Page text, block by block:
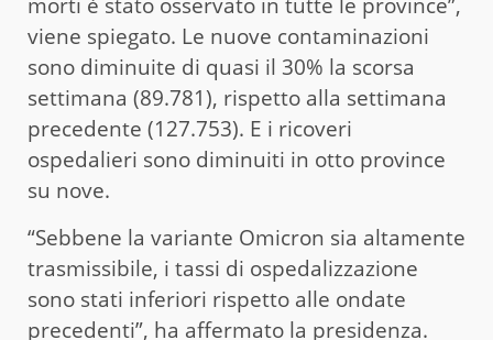
viene spiegato. Le nuove contaminazioni
sono diminuite di quasi il 30% la scorsa
settimana (89.781), rispetto alla settimana
precedente (127.753). E i ricoveri
ospedalieri sono diminuiti in otto province
su nove.
“Sebbene la variante Omicron sia altamente
trasmissibile, i tassi di ospedalizzazione
sono stati inferiori rispetto alle ondate
precedenti”, ha affermato la presidenza.